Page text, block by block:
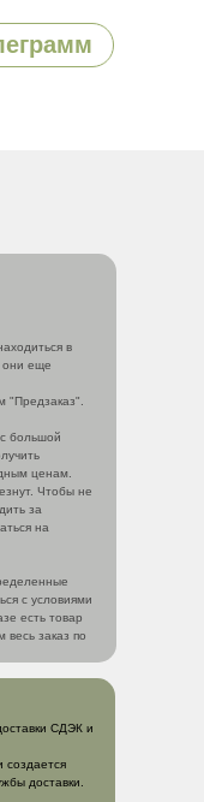
в
они еще
"Предзаказ".
большой
ценам.
Чтобы не
за
на
с условиями
есть товар
весь заказ по
СДЭК и
создается
доставки.